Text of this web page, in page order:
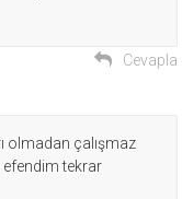
Cevapla
olmadan çalışmaz
efendim tekrar